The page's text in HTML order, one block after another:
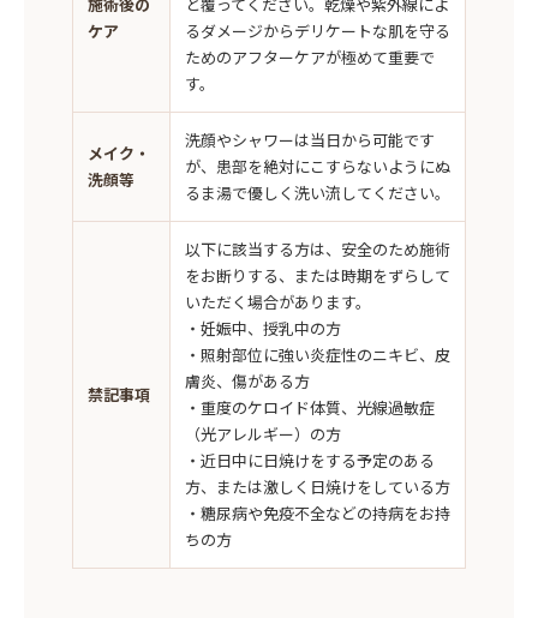
ケア
るダメージからデリケートな肌を守る
ためのアフターケアが極めて重要で
す。
メイク・
洗顔等
洗顔やシャワーは当日から可能です
が、患部を絶対にこすらないようにぬ
るま湯で優しく洗い流してください。
禁記事項
以下に該当する方は、安全のため施術
をお断りする、または時期をずらして
いただく場合があります。
・妊娠中、授乳中の方
・照射部位に強い炎症性のニキビ、皮
膚炎、傷がある方
・重度のケロイド体質、光線過敏症
（光アレルギー）の方
・近日中に日焼けをする予定のある
方、または激しく日焼けをしている方
・糖尿病や免疫不全などの持病をお持
ちの方